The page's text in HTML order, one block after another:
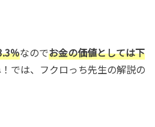
％なのでお金の価値としては下
では、フクロっち先生の解説の